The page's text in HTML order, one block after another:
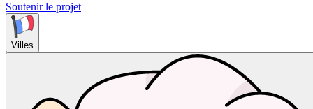
Soutenir le projet
Villes